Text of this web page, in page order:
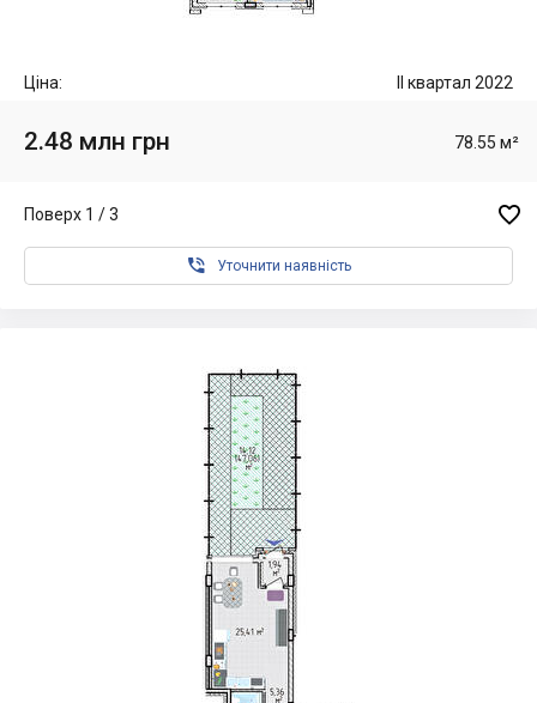
Ціна: II квартал 2022
2.48 млн грн 78.55 м²
Поверх 1 / 3 
 Уточнити наявність